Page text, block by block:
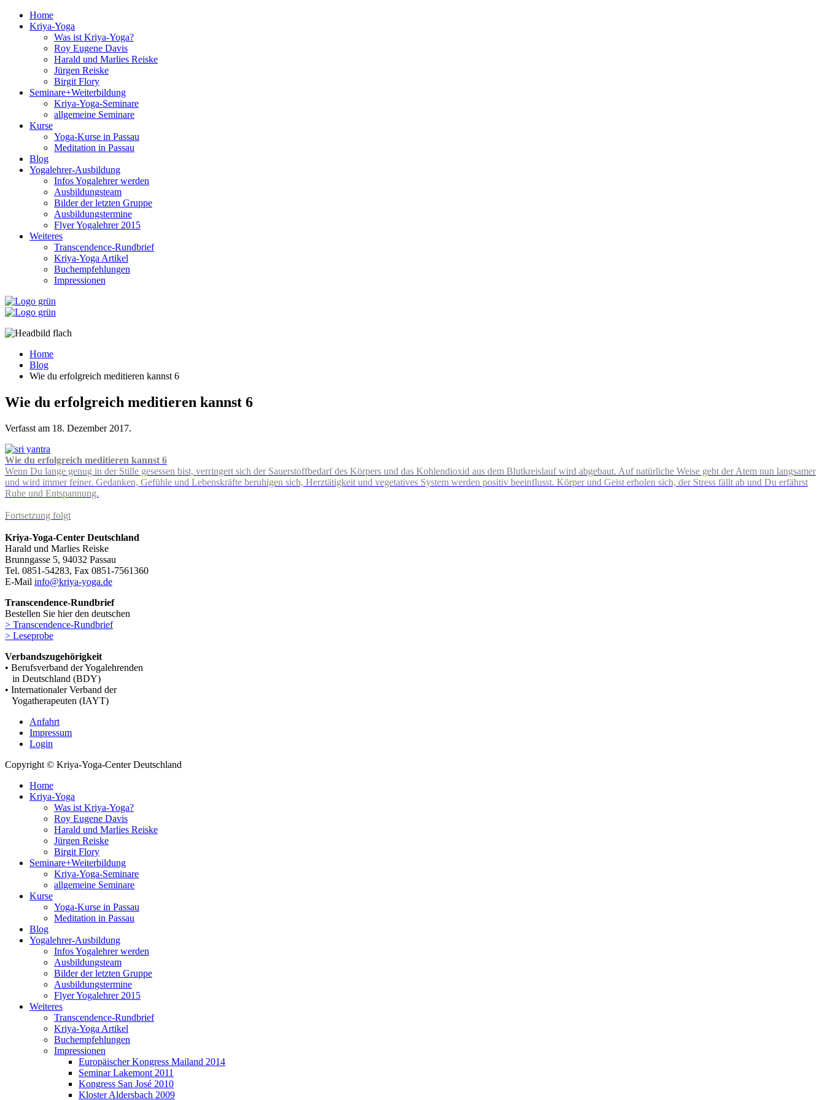
Home
Kriya-Yoga
Was ist Kriya-Yoga?
Roy Eugene Davis
Harald und Marlies Reiske
Jürgen Reiske
Birgit Flory
Seminare+Weiterbildung
Kriya-Yoga-Seminare
allgemeine Seminare
Kurse
Yoga-Kurse in Passau
Meditation in Passau
Blog
Yogalehrer-Ausbildung
Infos Yogalehrer werden
Ausbildungsteam
Bilder der letzten Gruppe
Ausbildungstermine
Flyer Yogalehrer 2015
Weiteres
Transcendence-Rundbrief
Kriya-Yoga Artikel
Buchempfehlungen
Impressionen
Home
Blog
Wie du erfolgreich meditieren kannst 6
Wie du erfolgreich meditieren kannst 6
Verfasst am 18. Dezember 2017.
Wie du erfolgreich meditieren kannst 6
Wenn Du lange genug in der Stille gesessen bist, verringert sich der Sauerstoffbedarf des Körpers und das Kohlendioxid aus dem Blutkreislauf wird abgebaut. Auf natürliche Weise geht der Atem nun langsamer
und wird immer feiner. Gedanken, Gefühle und Lebenskräfte beruhigen sich, Herztätigkeit und vegetatives System werden positiv beeinflusst. Körper und Geist erholen sich, der Stress fällt ab und Du erfährst
Ruhe und Entspannung.
Fortsetzung folgt
Kriya-Yoga-Center Deutschland
Harald und Marlies Reiske
Brunngasse 5, 94032 Passau
Tel. 0851-54283, Fax 0851-7561360
E-Mail info@kriya-yoga.de
Transcendence-Rundbrief
Bestellen Sie hier den deutschen
> Transcendence-Rundbrief
> Leseprobe
Verbandszugehörigkeit
• Berufsverband der Yogalehrenden
in Deutschland (BDY)
• Internationaler Verband der
Yogatherapeuten (IAYT)
Anfahrt
Impressum
Login
Copyright © Kriya-Yoga-Center Deutschland
Home
Kriya-Yoga
Was ist Kriya-Yoga?
Roy Eugene Davis
Harald und Marlies Reiske
Jürgen Reiske
Birgit Flory
Seminare+Weiterbildung
Kriya-Yoga-Seminare
allgemeine Seminare
Kurse
Yoga-Kurse in Passau
Meditation in Passau
Blog
Yogalehrer-Ausbildung
Infos Yogalehrer werden
Ausbildungsteam
Bilder der letzten Gruppe
Ausbildungstermine
Flyer Yogalehrer 2015
Weiteres
Transcendence-Rundbrief
Kriya-Yoga Artikel
Buchempfehlungen
Impressionen
Europäischer Kongress Mailand 2014
Seminar Lakemont 2011
Kongress San José 2010
Kloster Aldersbach 2009